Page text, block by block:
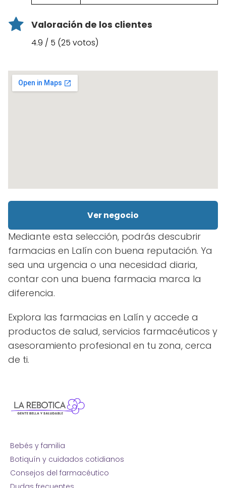
Valoración de los clientes
4.9 / 5 (25 votos)
Ver negocio
Mediante esta selección, podrás descubrir
farmacias en Lalín con buena reputación. Ya
sea una urgencia o una necesidad diaria,
contar con una buena farmacia marca la
diferencia.
Explora las farmacias en Lalín y accede a
productos de salud, servicios farmacéuticos y
asesoramiento profesional en tu zona, cerca
de ti.
Bebés y familia
Botiquín y cuidados cotidianos
Consejos del farmacéutico